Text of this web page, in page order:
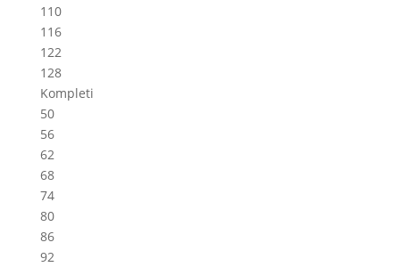
110
116
122
128
Kompleti
50
56
62
68
74
80
86
92